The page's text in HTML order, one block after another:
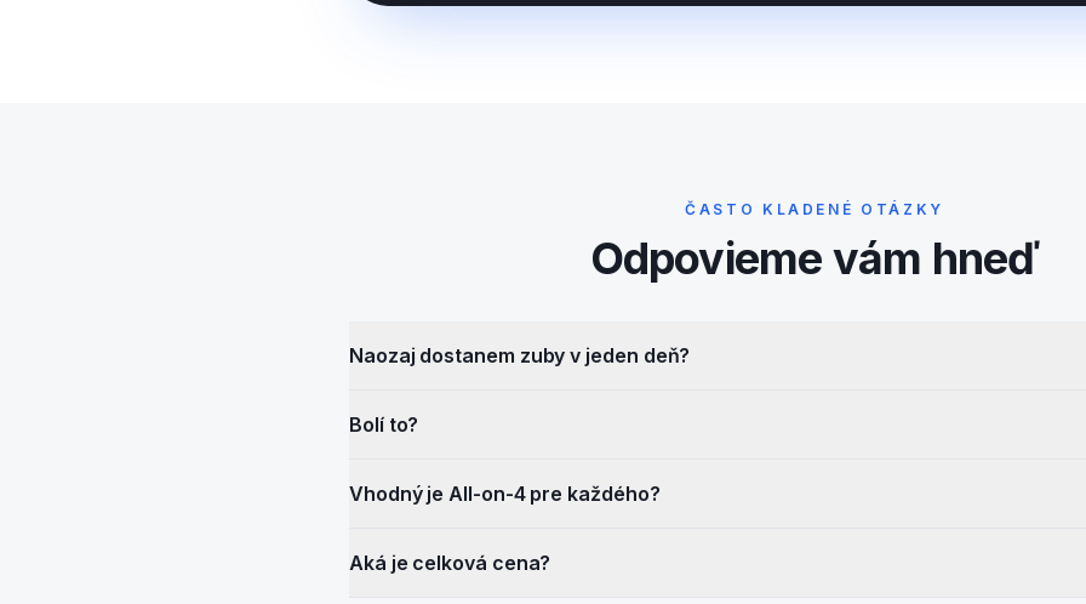
ČASTO KLADENÉ OTÁZKY
Odpovieme vám hneď
Naozaj dostanem zuby v jeden deň?
Bolí to?
Vhodný je All-on-4 pre každého?
Aká je celková cena?